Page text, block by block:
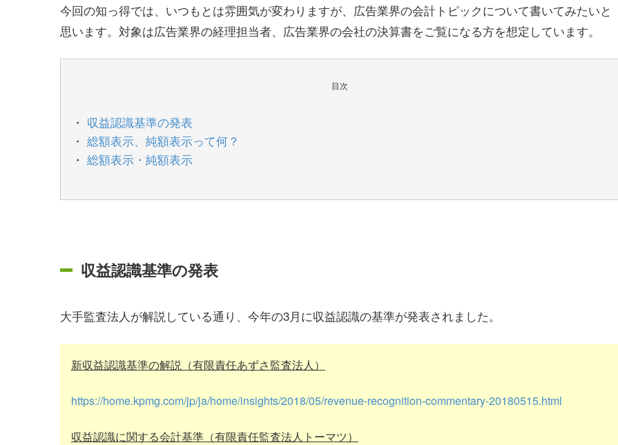
今回の知っ得では、いつもとは雰囲気が変わりますが、広告業界の会計トピックについて書いてみたいと
思います。対象は広告業界の経理担当者、広告業界の会社の決算書をご覧になる方を想定しています。
目次
収益認識基準の発表
総額表示、純額表示って何？
総額表示・純額表示
収益認識基準の発表
大手監査法人が解説している通り、今年の3月に収益認識の基準が発表されました。
新収益認識基準の解説（有限責任あずさ監査法人）
https://home.kpmg.com/jp/ja/home/insights/2018/05/revenue-recognition-commentary-20180515.html
収益認識に関する会計基準（有限責任監査法人トーマツ）